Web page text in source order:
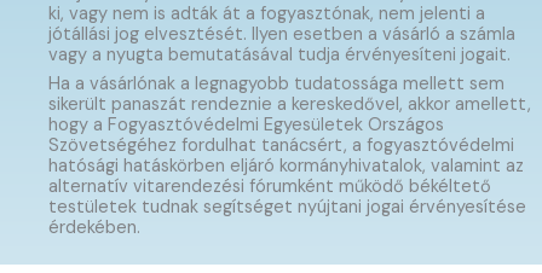
ki, vagy nem is adták át a fogyasztónak, nem jelenti a
jótállási jog elvesztését. Ilyen esetben a vásárló a számla
vagy a nyugta bemutatásával tudja érvényesíteni jogait.
Ha a vásárlónak a legnagyobb tudatossága mellett sem
sikerült panaszát rendeznie a kereskedővel, akkor amellett,
hogy a Fogyasztóvédelmi Egyesületek Országos
Szövetségéhez fordulhat tanácsért, a fogyasztóvédelmi
hatósági hatáskörben eljáró kormányhivatalok, valamint az
alternatív vitarendezési fórumként működő békéltető
testületek tudnak segítséget nyújtani jogai érvényesítése
érdekében.